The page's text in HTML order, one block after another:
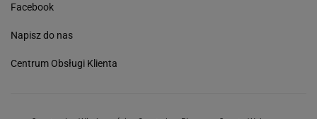
Facebook
Napisz do nas
Centrum Obsługi Klienta